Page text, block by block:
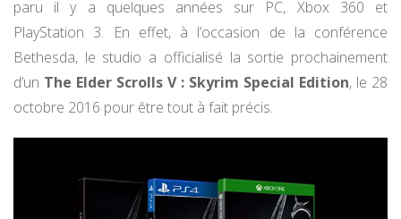
paru il y a quelques années sur PC, Xbox 360 et
PlayStation 3. En effet, à l’occasion de la conférence
Bethesda, le studio a officialisé la sortie prochainement
d’un The Elder Scrolls V : Skyrim Special Edition, le 28
octobre 2016 pour être tout à fait précis.